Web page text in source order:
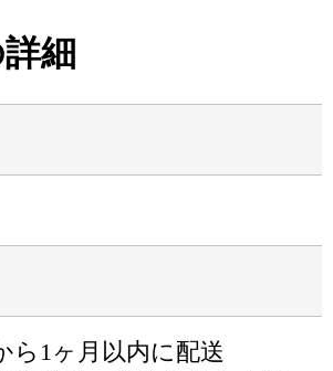
細
ら1ヶ月以内に配送